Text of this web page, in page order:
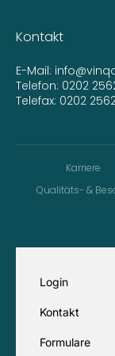
Kontakt
E-Mail:
Telefon: 0202
Telefax: 0202
Karriere
Qualitäts- &
Login
Kontakt
Formulare